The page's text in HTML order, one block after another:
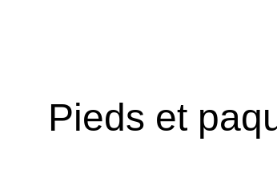
Pieds et